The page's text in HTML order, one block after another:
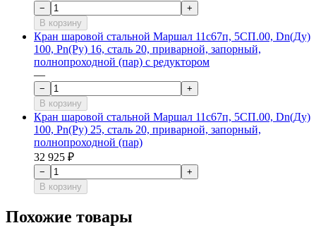
−
+
В корзину
Кран шаровой стальной Маршал 11с67п, 5СП.00, Dn(Ду)
100, Рn(Ру) 16, сталь 20, приварной, запорный,
полнопроходной (пар) с редуктором
—
−
+
В корзину
Кран шаровой стальной Маршал 11с67п, 5СП.00, Dn(Ду)
100, Рn(Ру) 25, сталь 20, приварной, запорный,
полнопроходной (пар)
32 925 ₽
−
+
В корзину
Похожие товары